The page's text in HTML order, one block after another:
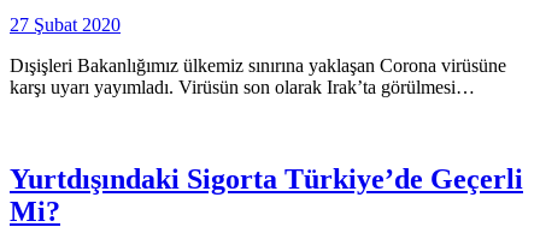
27 Şubat 2020
Dışişleri Bakanlığımız ülkemiz sınırına yaklaşan Corona virüsüne
karşı uyarı yayımladı. Virüsün son olarak Irak’ta görülmesi…
Yurtdışındaki Sigorta Türkiye’de Geçerli
Mi?